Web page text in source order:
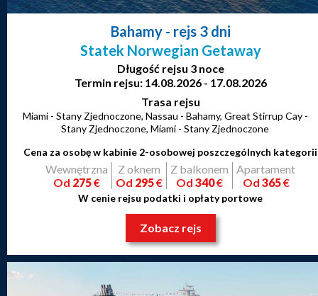
Bahamy- rejs 3 dni
Statek Norwegian Getaway
Długość rejsu 3 noce
Termin rejsu: 14.08.2026 - 17.08.2026
Trasa rejsu
Miami - Stany Zjednoczone, Nassau - Bahamy, Great Stirrup Cay -
Stany Zjednoczone, Miami - Stany Zjednoczone
Cena za osobę w kabinie 2-osobowej poszczególnych kategorii
Wewnętrzna
Od 275€
Z oknem
Od 295€
Z balkonem
Od 340€
Apartament
Od 365€
W cenie rejsu podatki i opłaty portowe
Zobacz rejs